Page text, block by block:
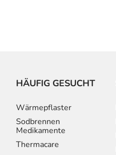
HÄUFIG GESUCHT
Wärmepflaster
Sodbrennen
Medikamente
Thermacare